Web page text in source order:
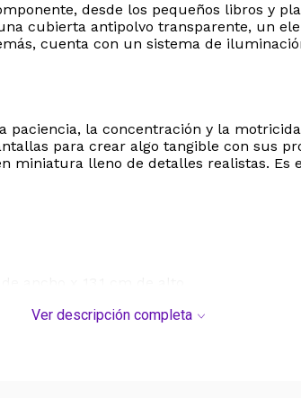
desde los pequeños libros y
cubierta antipolvo transparente, un
cuenta con un sistema de
la concentración y la
para crear algo tangible con sus
lleno de detalles realistas. Es
Ver descripción completa